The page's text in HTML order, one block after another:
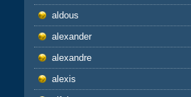
aldous
alexander
alexandre
alexis